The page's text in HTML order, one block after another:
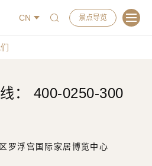
CN 景点导览
： 400-0250-300
罗浮宫国际家居博览中心